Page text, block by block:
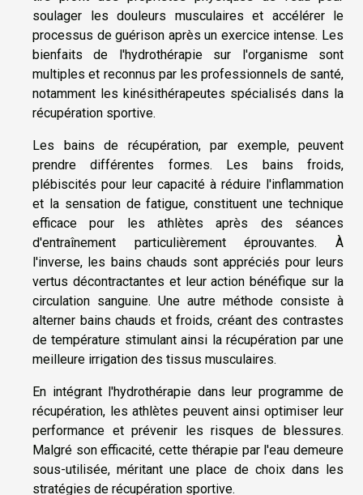
soulager les douleurs musculaires et accélérer le
processus de guérison après un exercice intense. Les
bienfaits de l'hydrothérapie sur l'organisme sont
multiples et reconnus par les professionnels de santé,
notamment les kinésithérapeutes spécialisés dans la
récupération sportive.
Les bains de récupération, par exemple, peuvent
prendre différentes formes. Les bains froids,
plébiscités pour leur capacité à réduire l'inflammation
et la sensation de fatigue, constituent une technique
efficace pour les athlètes après des séances
d'entraînement particulièrement éprouvantes. À
l'inverse, les bains chauds sont appréciés pour leurs
vertus décontractantes et leur action bénéfique sur la
circulation sanguine. Une autre méthode consiste à
alterner bains chauds et froids, créant des contrastes
de température stimulant ainsi la récupération par une
meilleure irrigation des tissus musculaires.
En intégrant l'hydrothérapie dans leur programme de
récupération, les athlètes peuvent ainsi optimiser leur
performance et prévenir les risques de blessures.
Malgré son efficacité, cette thérapie par l'eau demeure
sous-utilisée, méritant une place de choix dans les
stratégies de récupération sportive.